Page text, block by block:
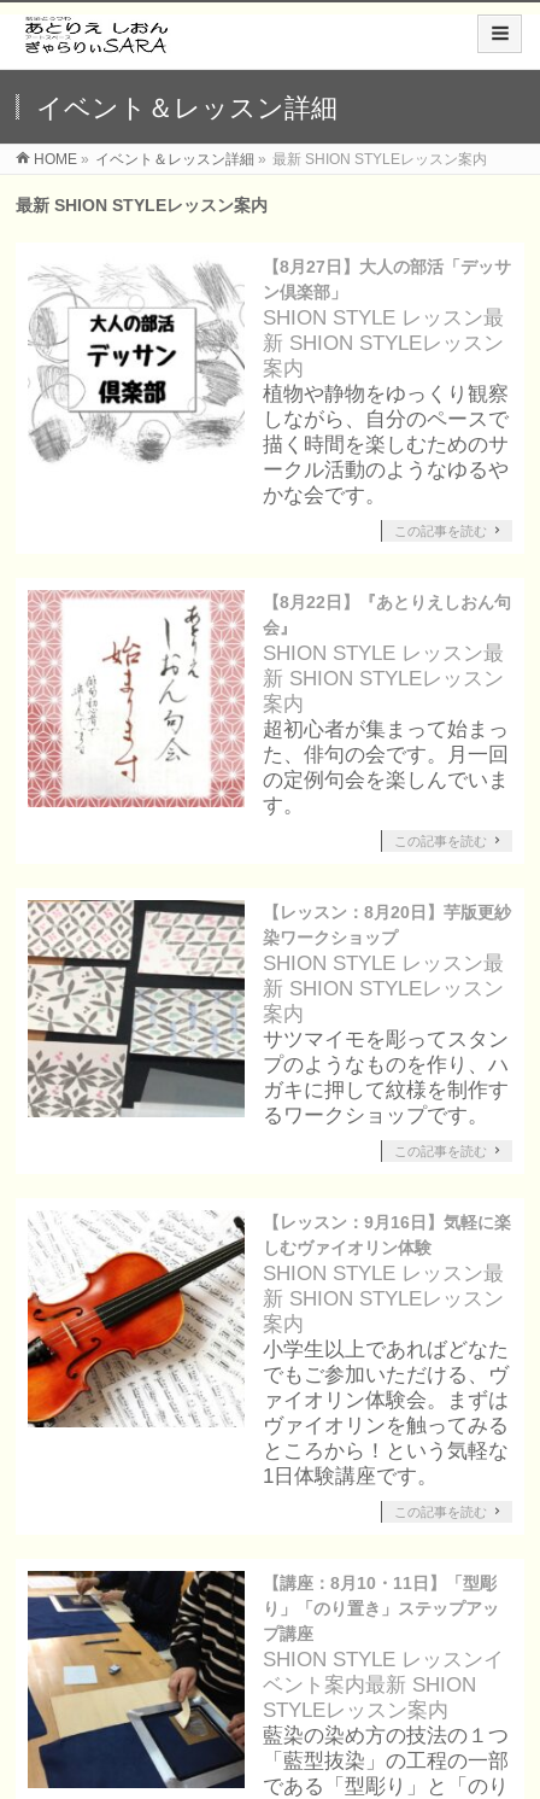
イベント＆レッスン詳細
HOME » イベント＆レッスン詳細 » 最新 SHION STYLEレッスン案内
最新 SHION STYLEレッスン案内
【8月27日】大人の部活「デッサ
ン倶楽部」
SHION STYLE レッスン最
新 SHION STYLEレッスン
案内
植物や静物をゆっくり観察
しながら、自分のペースで
描く時間を楽しむためのサ
ークル活動のようなゆるや
かな会です。
この記事を読む
【8月22日】『あとりえしおん句
会』
SHION STYLE レッスン最
新 SHION STYLEレッスン
案内
超初心者が集まって始まっ
た、俳句の会です。月一回
の定例句会を楽しんでいま
す。
この記事を読む
【レッスン：8月20日】芋版更紗
染ワークショップ
SHION STYLE レッスン最
新 SHION STYLEレッスン
案内
サツマイモを彫ってスタン
プのようなものを作り、ハ
ガキに押して紋様を制作す
るワークショップです。
この記事を読む
【レッスン：9月16日】気軽に楽
しむヴァイオリン体験
SHION STYLE レッスン最
新 SHION STYLEレッスン
案内
小学生以上であればどなた
でもご参加いただける、ヴ
ァイオリン体験会。まずは
ヴァイオリンを触ってみる
ところから！という気軽な
1日体験講座です。
この記事を読む
【講座：8月10・11日】「型彫
り」「のり置き」ステップアッ
プ講座
SHION STYLE レッスンイ
ベント案内最新 SHION
STYLEレッスン案内
藍染の染め方の技法の１つ
「藍型抜染」の工程の一部
である「型彫り」と「のり